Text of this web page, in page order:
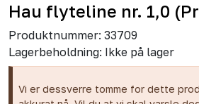
Hau flyteline nr. 1,0
Produktnummer: 33709
Lagerbeholdning: Ikke på lager
Vi er dessverre tomme for dette